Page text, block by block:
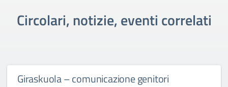
Circolari, notizie, eventi correlati
Giraskuola – comunicazione genitori